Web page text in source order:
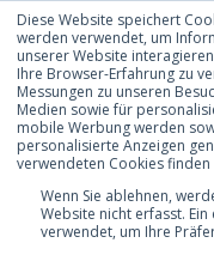
Diese Website speichert
werden verwendet, um
unserer Website
Ihre Browser-Erfahrung zu
Messungen zu unseren
Medien sowie für
mobile Werbung werden
personalisierte Anzeigen
verwendeten Cookies finden
Wenn Sie ablehnen,
Website nicht erfasst.
verwendet, um Ihre
Blog
Read about